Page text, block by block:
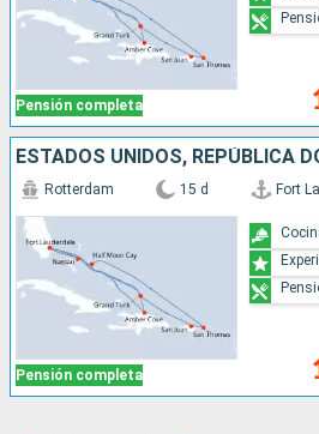
Pensión completa
Pensión completa
Rotterdam 15 d Fort